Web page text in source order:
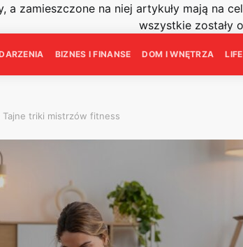
a zamieszczone na niej artykuły mają
wszystkie zostały
BIZNES I FINANSE DOM I WNĘTRZA
triki mistrzów fitness